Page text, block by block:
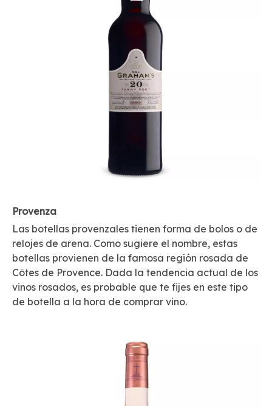
Provenza
Las botellas provenzales tienen forma de bolos o de
relojes de arena. Como sugiere el nombre, estas
botellas provienen de la famosa región rosada de
Côtes de Provence. Dada la tendencia actual de los
vinos rosados, es probable que te fijes en este tipo
de botella a la hora de comprar vino.